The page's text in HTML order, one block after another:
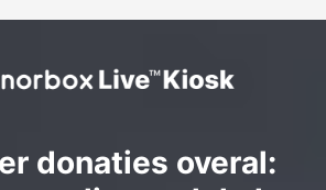
donaties overal: